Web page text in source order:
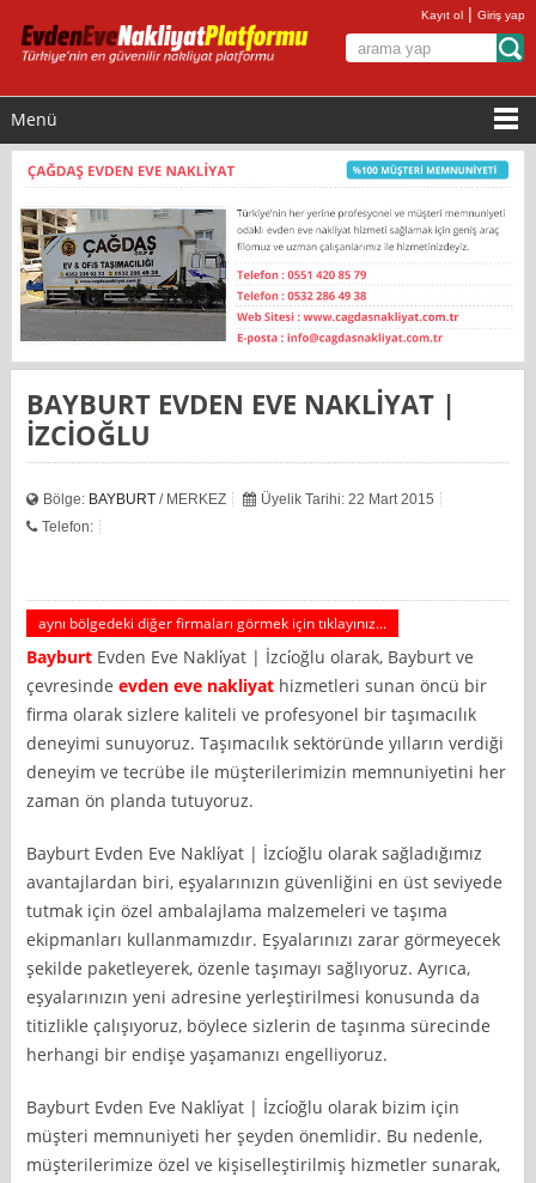
Kayıt ol |Giriş yap
Menü
BAYBURT EVDEN EVE NAKLİYAT |
İZCİOĞLU
Bölge: BAYBURT / MERKEZ
Üyelik Tarihi: 22 Mart 2015
Telefon:
aynı bölgedeki diğer firmaları görmek için tıklayınız...
Bayburt Evden Eve Nakli̇yat | İzci̇oğlu olarak, Bayburt ve
çevresindeevden eve nakliyat hizmetleri sunan öncü bir
firma olarak sizlere kaliteli ve profesyonel bir taşımacılık
deneyimi sunuyoruz. Taşımacılık sektöründe yılların verdiği
deneyim ve tecrübe ile müşterilerimizin memnuniyetini her
zaman ön planda tutuyoruz.
Bayburt Evden Eve Nakli̇yat | İzci̇oğlu olarak sağladığımız
avantajlardan biri, eşyalarınızın güvenliğini en üst seviyede
tutmak için özel ambalajlama malzemeleri ve taşıma
ekipmanları kullanmamızdır. Eşyalarınızı zarar görmeyecek
şekilde paketleyerek, özenle taşımayı sağlıyoruz. Ayrıca,
eşyalarınızın yeni adresine yerleştirilmesi konusunda da
titizlikle çalışıyoruz, böylece sizlerin de taşınma sürecinde
herhangi bir endişe yaşamanızı engelliyoruz.
Bayburt Evden Eve Nakli̇yat | İzci̇oğlu olarak bizim için
müşteri memnuniyeti her şeyden önemlidir. Bu nedenle,
müşterilerimize özel ve kişiselleştirilmiş hizmetler sunarak,